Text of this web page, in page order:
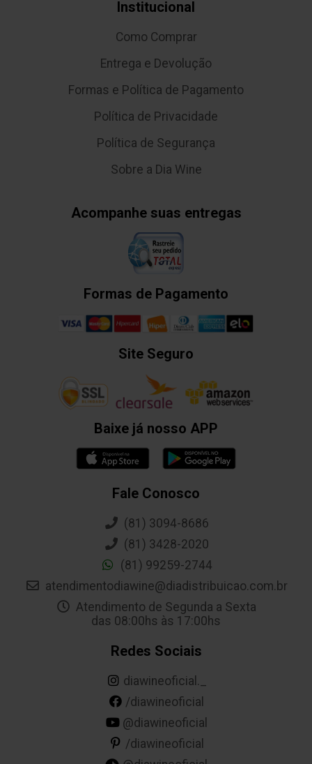
Institucional
Como Comprar
Entrega e Devolução
Formas e Política de Pagamento
Política de Privacidade
Política de Segurança
Sobre a Dia Wine
Acompanhe suas entregas
Formas de Pagamento
Site Seguro
Baixe já nosso APP
Fale Conosco
(81) 3094-8686
(81) 3428-2020
(81) 99259-2744
atendimentodiawine@diadistribuicao.com.br
Atendimento de Segunda a Sexta
das 08:00hs às 17:00hs
Redes Sociais
diawineoficial._
/diawineoficial
@diawineoficial
/diawineoficial